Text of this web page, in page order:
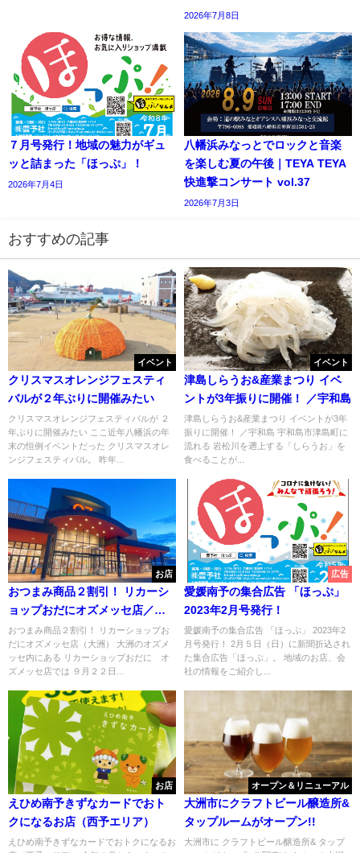
2026年7月8日
７月号発行！地域の魅力がギュ
ッと詰まった「ほっぷ」！
2026年7月4日
八幡浜みなっとでロックと音楽
を楽しむ夏の午後｜TEYA TEYA
快進撃コンサート vol.37
2026年7月3日
おすすめの記事
イベント
クリスマスオレンジフェスティ
バルが２年ぶりに開催みたい
クリスマスオレンジフェスティバルが ２
年ぶりに開催みたい ここ近年八幡浜の年
末の恒例イベントだった クリスマスオレ
ンジフェスティバル。 昨年...
イベント
津島しらうお&産業まつり イベ
ントが3年振りに開催！ ／宇和島
津島しらうお&産業まつり イベントが3年
振りに開催！ ／宇和島 宇和島市津島町に
流れる 岩松川を遡上する「しらうお」を
食べることが...
お店
おつまみ商品２割引！ リカーシ
ョップおだにオズメッセ店／大
洲
おつまみ商品２割引！ リカーショップお
だにオズメッセ店（大洲） 大洲のオズメ
ッセ内にある リカーショップおだに オ
ズメッセ店では ９月２２日...
広告
愛媛南予の集合広告 「ほっぷ」
2023年2月号発行！
愛媛南予の集合広告 「ほっぷ」 2023年2
月号発行！ 2月５日（日）に新聞折込され
た集合広告「ほっぷ」。 地域のお店、会
社の情報をご紹介し...
お店
えひめ南予きずなカードでおト
クになるお店（西予エリア）
えひめ南予きずなカードでおトクになるお
オープン＆リニューアル
大洲市にクラフトビール醸造所&
タップルームがオープン!!
大洲市に クラフトビール醸造所& タップ